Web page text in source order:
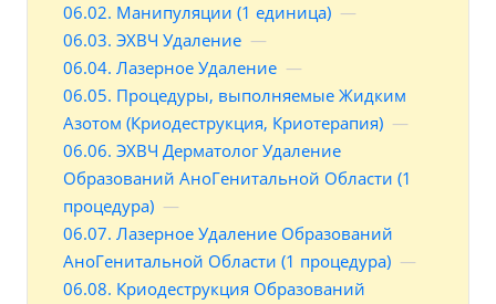
06.02. Манипуляции (1 единица) —
06.03. ЭХВЧ Удаление —
06.04. Лазерное Удаление —
06.05. Процедуры, выполняемые Жидким
Азотом (Криодеструкция, Криотерапия) —
06.06. ЭХВЧ Дерматолог Удаление
Образований АноГенитальной Области (1
процедура) —
06.07. Лазерное Удаление Образований
АноГенитальной Области (1 процедура) —
06.08. Криодеструкция Образований